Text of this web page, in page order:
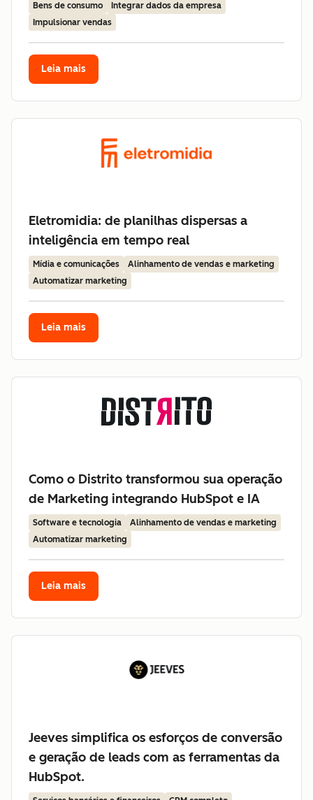
Bens de consumo
Integrar dados da empresa
Impulsionar vendas
Leia mais
Eletromidia: de planilhas dispersas a
inteligência em tempo real
Mídia e comunicações
Alinhamento de vendas e marketing
Automatizar marketing
Leia mais
Como o Distrito transformou sua operação
de Marketing integrando HubSpot e IA
Software e tecnologia
Alinhamento de vendas e marketing
Automatizar marketing
Leia mais
Jeeves simplifica os esforços de conversão
e geração de leads com as ferramentas da
HubSpot.